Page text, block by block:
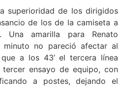
superioridad de los dirigidos
de los de la camiseta a
amarilla para Renato
minuto no pareció afectar al
a los 43’ el tercera línea
ensayo de equipo, con
a postes, dejando el